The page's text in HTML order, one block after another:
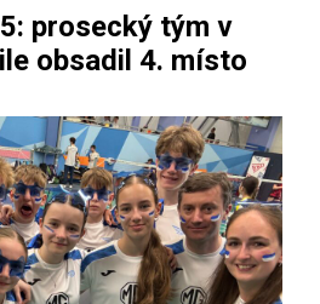
prosecký tým v
obsadil 4. místo